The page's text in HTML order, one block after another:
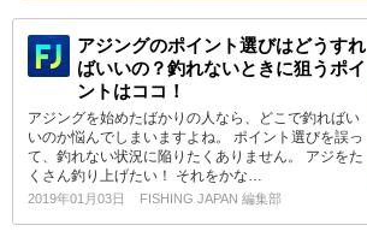
アジングのポイント選びはどうすれ
ばいいの？釣れないときに狙うポイ
ントはココ！
アジングを始めたばかりの人なら、どこで釣ればい
いのか悩んでしまいますよね。 ポイント選びを誤っ
て、釣れない状況に陥りたくありません。 アジをた
くさん釣り上げたい！ それをかな…
2019年01月03日 FISHING JAPAN 編集部